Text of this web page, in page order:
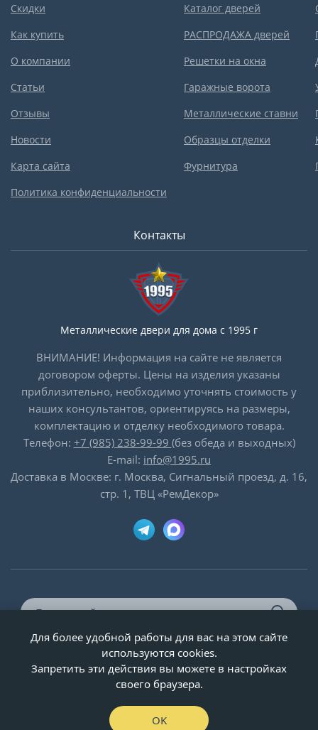
Скидки
Как купить
О компании
Статьи
Отзывы
Новости
Карта сайта
Политика конфиденциальности
Каталог дверей
РАСПРОДАЖА дверей
Решетки на окна
Гаражные ворота
Металлические ставни
Образцы отделки
Фурнитура
Контакты
Металлические двери для дома с 1995 г
ВНИМАНИЕ! Информация на сайте не является
договором оферты. Цены на изделия указаны
приблизительно, необходимо уточнять стоимость у
наших консультантов, ориентируясь на размеры,
комплектацию и отделку необходимого товара.
Телефон: +7 (985) 238-99-99 (без обеда и выходных)
E-mail: info@1995.ru
Доставка в Москве: г. Москва, Сигнальный проезд, д. 16,
стр. 1, ТВЦ «РемДекор»
© ООО «Двери-и-точка», ИНН 5020092947, 1995-2026 г.
Для более удобной работы для вас на этом сайте
используются cookies.
Запретить эти действия вы можете в настройках
своего браузера.
OK